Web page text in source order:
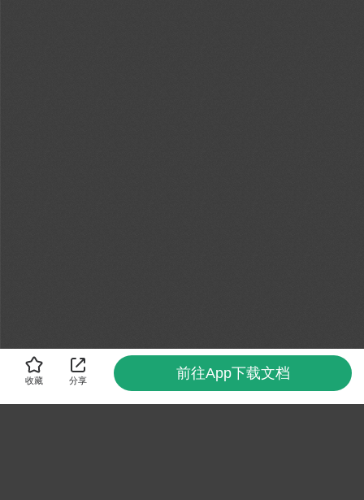
收藏 分享 前往App下载文档